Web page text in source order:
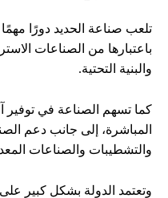
تلعب صناعة الحديد دورًا
باعتبارها من الصناعات
والبنية التحتية.
كما تسهم الصناعة في توفير
المباشرة، إلى جانب دعم
والتشطيبات والصناعات
وتعتمد الدولة بشكل كبير